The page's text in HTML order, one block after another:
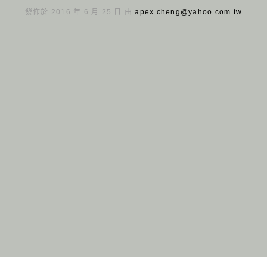
發佈於 2016 年 6 月 25 日 由apex.cheng@yahoo.com.tw